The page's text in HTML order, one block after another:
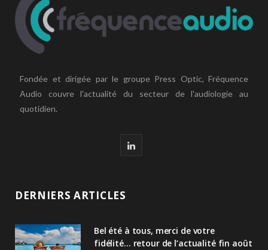
Fondée et dirigée par le groupe Press Optic, Fréquence
Audio couvre l'actualité du secteur de l'audiologie au
quotidien.
L
e
DERNIERS ARTICLES
Bel été à tous, merci de votre
fidélité… retour de l’actualité fin août